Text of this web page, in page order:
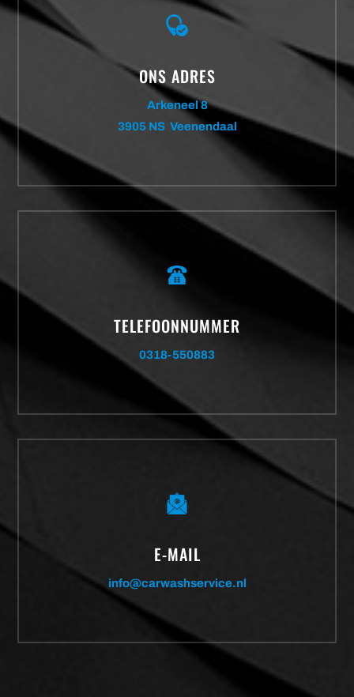
ONS ADRES
Arkeneel 8
3905 NS Veenendaal
TELEFOONNUMMER
0318-550883
E-MAIL
info@carwashservice.nl